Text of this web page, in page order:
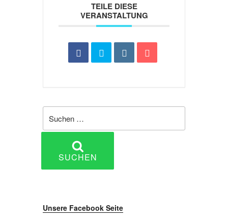
TEILE DIESE
VERANSTALTUNG
nach:
SUCHEN
Unsere Facebook Seite